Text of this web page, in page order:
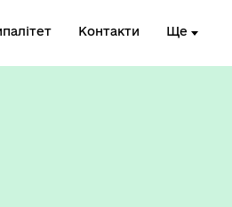
Контакти Ще